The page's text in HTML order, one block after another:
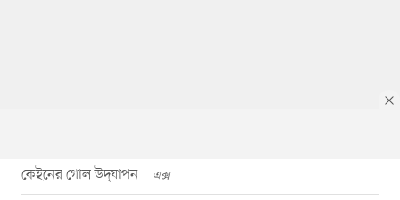
কেইনের গোল উদ্‌যাপন এক্স